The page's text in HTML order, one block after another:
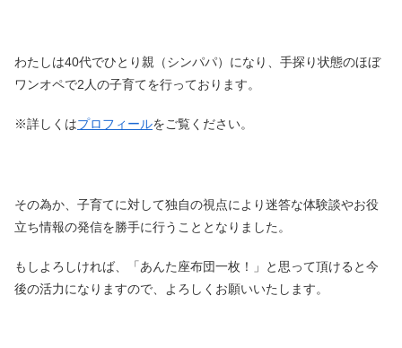
わたしは40代でひとり親（シンパパ）になり、手探り状態のほぼ
ワンオペで2人の子育てを行っております。
※詳しくはプロフィールをご覧ください。
その為か、子育てに対して独自の視点により迷答な体験談やお役
立ち情報の発信を勝手に行うこととなりました。
もしよろしければ、「あんた座布団一枚！」と思って頂けると今
後の活力になりますので、よろしくお願いいたします。